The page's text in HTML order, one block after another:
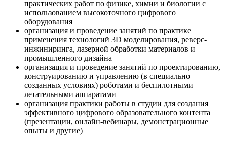
практических работ по физике, химии и биологии с
использованием высокоточного цифрового
оборудования
организация и проведение занятий по практике
применения технологий 3D моделирования, реверс-
инжиниринга, лазерной обработки материалов и
промышленного дизайна
организация и проведение занятий по проектированию,
конструированию и управлению (в специально
созданных условиях) роботами и беспилотными
летательными аппаратами
организация практики работы в студии для создания
эффективного цифрового образовательного контента
(презентации, онлайн-вебинары, демонстрационные
опыты и другие)